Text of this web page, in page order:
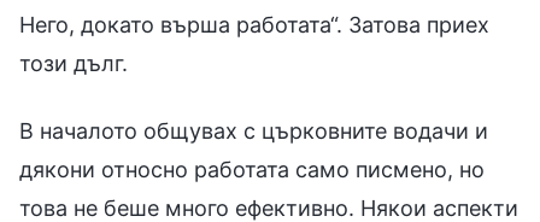
Него, докато върша работата“. Затова приех
този дълг.
В началото общувах с църковните водачи и
дякони относно работата само писмено, но
това не беше много ефективно. Някои аспекти